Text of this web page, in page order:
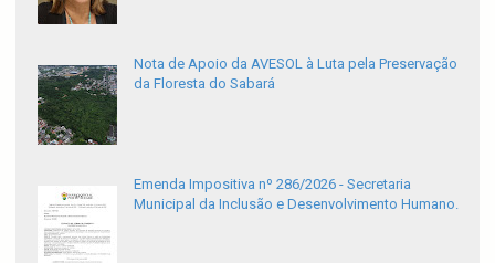
Nota de Apoio da AVESOL à Luta pela Preservação
da Floresta do Sabará
Emenda Impositiva nº 286/2026 - Secretaria
Municipal da Inclusão e Desenvolvimento Humano.